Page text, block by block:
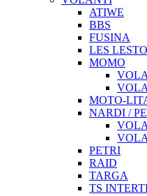
ATIWE
BBS
FUSINA
LES
MOMO
MOTO-
NARDI /
PETRI
RAID
TARGA
TS